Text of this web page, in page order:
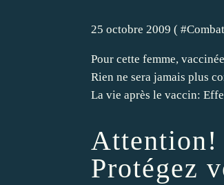
25 octobre 2009 ( #
Pour cette femme,
Rien ne sera jamais plus
La vie après le vaccin:
Attention!
Protégez